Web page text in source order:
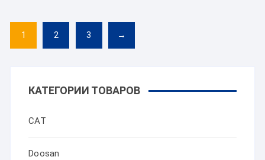
1 2 3 →
КАТЕГОРИИ ТОВАРОВ
CAT
Doosan